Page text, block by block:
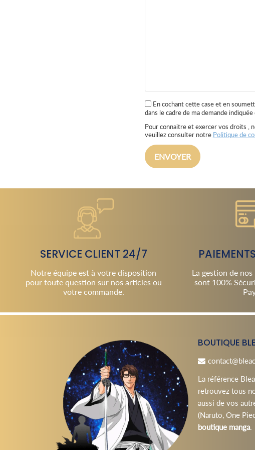
En cochant cette case et en
dans le cadre de ma demande
Pour connaitre et exercer vos droits ,
veuillez consulter notre Politique de
SERVICE CLIENT 24/7
Notre équipe est à votre disposition
pour toute question sur nos articles ou
votre commande.
La gestion de
sont 100%
BOUTIQUE
La référence
retrouvez tous
aussi de vos
(Naruto, One
boutique manga.